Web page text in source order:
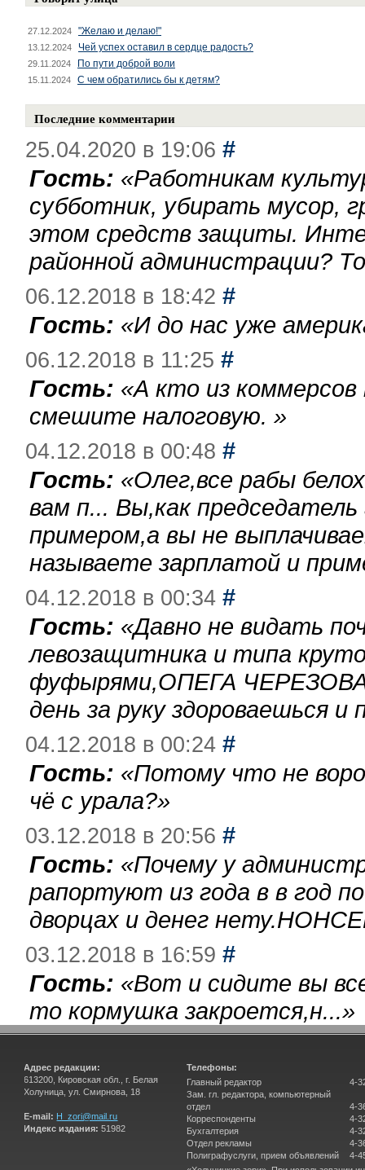
27.12.2024 "Желаю и делаю!"
13.12.2024 Чей успех оставил в сердце радость?
29.11.2024 По пути доброй воли
15.11.2024 С чем обратились бы к детям?
Последние комментарии
25.04.2020 в 19:06 #
Гость: «Работникам
субботник, убирать мусор,
этом средств защиты.
районной администрации?
06.12.2018 в 18:42 #
Гость: «И до нас уже
06.12.2018 в 11:25 #
Гость: «А кто из
смешите налоговую. »
04.12.2018 в 00:48 #
Гость: «Олег,все рабы
вам п... Вы,как
примером,а вы не
называете зарплатой и
04.12.2018 в 00:34 #
Гость: «Давно не видать
левозащитника и типа
фуфырями,ОПЕГА
день за руку здороваешься
04.12.2018 в 00:24 #
Гость: «Потому что не
чё с урала?»
03.12.2018 в 20:56 #
Гость: «Почему у
рапортуют из года в в год
дворцах и денег
03.12.2018 в 16:59 #
Гость: «Вот и сидите вы
то кормушка закроется,н...»
Адрес редакции:
613200, Кировская обл., г. Белая
Холуница, ул. Смирнова, 18
E-mail: H_zori@mail.ru
Индекс издания: 51982
Телефоны:
Главный редактор
Зам. гл. редактора, компьютерный
отдел
Корреспонденты
Бухгалтерия
Отдел рекламы
Полиграфуслуги, прием объявлений
4-
4-
4-
4-
4-
4-